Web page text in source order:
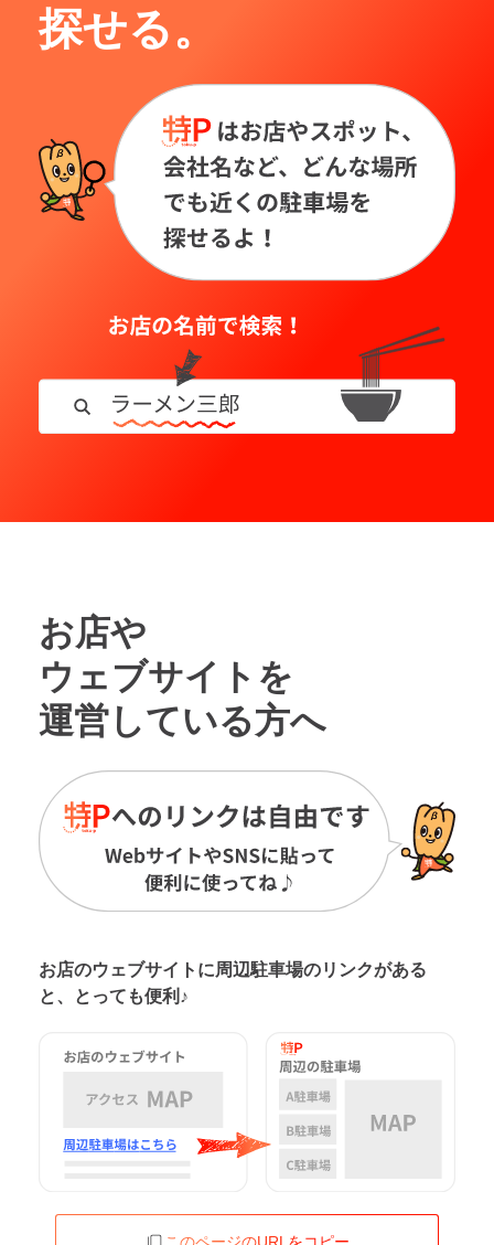
探せる。
お店や
ウェブサイトを
運営している方へ
お店のウェブサイトに周辺駐車場のリンクがある
と、とっても便利♪